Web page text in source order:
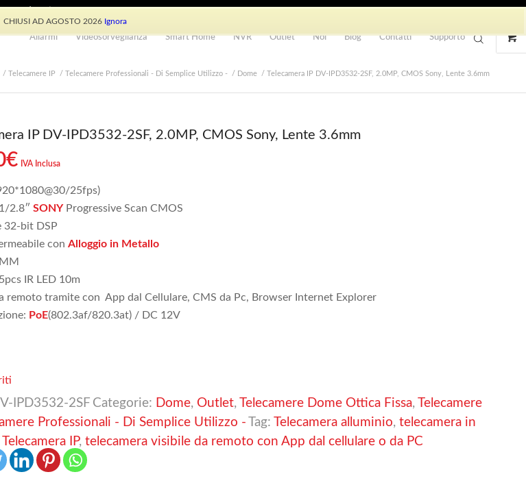
CHIUSI AD AGOSTO 2026 Ignora
Allarmi Videosorveglianza Smart Home NVR Outlet Noi Blog Contatti Supporto
/ Telecamere IP / Telecamere Professionali - Di Semplice Utilizzo - / Dome / Telecamera IP DV-IPD3532-2SF, 2.0MP, CMOS Sony, Lente 3.6mm
IP DV-IPD3532-2SF, 2.0MP, CMOS Sony, Lente 3.6mm
€ IVA Inclusa
25fps)
2.8″ SONYProgressive Scan CMOS
32-bit DSP
con Alloggio in Metallo
IR LED 10m
remoto tramite con App dal Cellulare, CMS da Pc, Browser Internet Explorer
PoE(802.3af/820.3at) / DC 12V
IPD3532-2SF Categorie: Dome, Outlet, Telecamere Dome Ottica Fissa, Telecamere
Professionali - Di Semplice Utilizzo - Tag: Telecamera alluminio, telecamera in
Telecamera IP, telecamera visibile da remoto con App dal cellulare o da PC